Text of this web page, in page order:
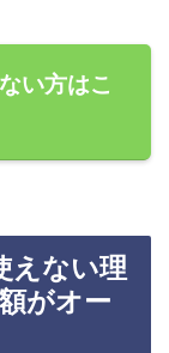
い方はこ
えない理
がオー